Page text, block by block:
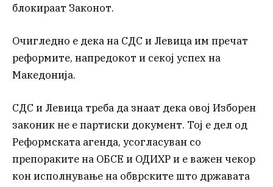
блокираат Законот.
Очигледно е дека на СДС и Левица им пречат
реформите, напредокот и секој успех на
Македонија.
СДС и Левица треба да знаат дека овој Изборен
законик не е партиски документ. Тој е дел од
Реформската агенда, усогласуван со
препораките на ОБСЕ и ОДИХР и е важен чекор
кон исполнување на обврските што државата